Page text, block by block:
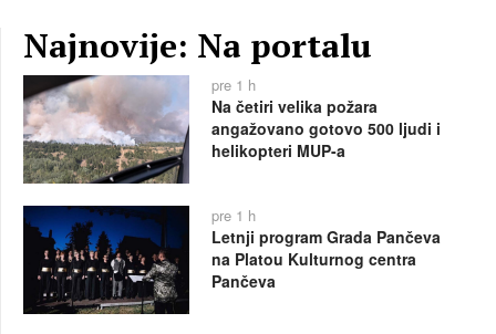
Najnovije: Na portalu
pre 1 h
Na četiri velika požara
angažovano gotovo 500 ljudi i
helikopteri MUP-a
pre 1 h
Letnji program Grada Pančeva
na Platou Kulturnog centra
Pančeva